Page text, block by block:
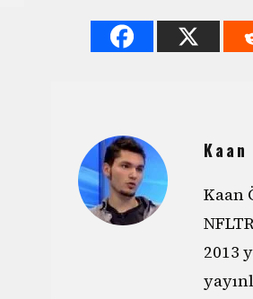
Kaan
Kaan
2013